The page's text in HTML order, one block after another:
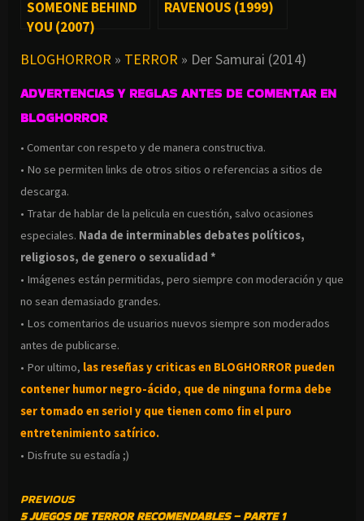
SOMEONE BEHIND
YOU (2007)
RAVENOUS (1999)
BLOGHORROR » TERROR » Der Samurai (2014)
ADVERTENCIAS Y REGLAS ANTES DE COMENTAR EN
BLOGHORROR
• Comentar con respeto y de manera constructiva.
• No se permiten links de otros sitios o referencias a sitios de
descarga.
• Tratar de hablar de la pelicula en cuestión, salvo ocasiones
especiales. Nada de interminables debates políticos,
religiosos, de genero o sexualidad *
• Imágenes están permitidas, pero siempre con moderación y que
no sean demasiado grandes.
• Los comentarios de usuarios nuevos siempre son moderados
antes de publicarse.
• Por ultimo, las reseñas y criticas en BLOGHORROR pueden
contener humor negro-ácido, que de ninguna forma debe
ser tomado en serio! y que tienen como fin el puro
entretenimiento satírico.
• Disfrute su estadía ;)
CONTINUE
PREVIOUS
5 JUEGOS DE TERROR RECOMENDABLES – PARTE 1